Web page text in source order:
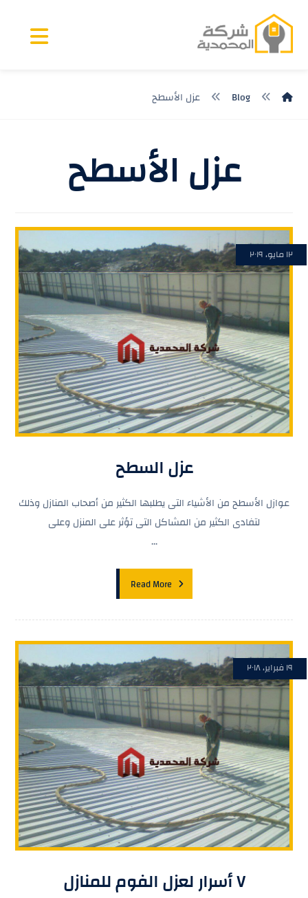
Blog عزل الأسطح
عزل الأسطح
عزل السطح
١٢ مايو، ٢٠١٩
عوازل الأسطح من الأشياء التى يطلبها الكثير من أصحاب المنازل وذلك
لتفادى الكثير من المشاكل التى تؤثر على المنزل وعلى
...
Read More
٧ أسرار لعزل الفوم للمنازل
١٩ فبراير، ٢٠١٨